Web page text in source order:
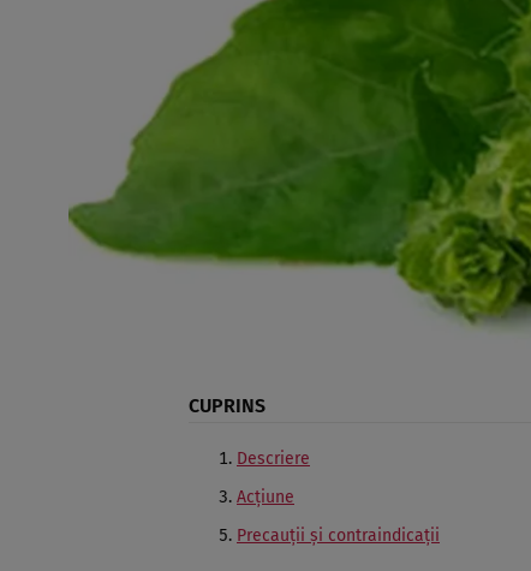
CUPRINS
Descriere
Acţiune
Precauţii şi contraindicaţii